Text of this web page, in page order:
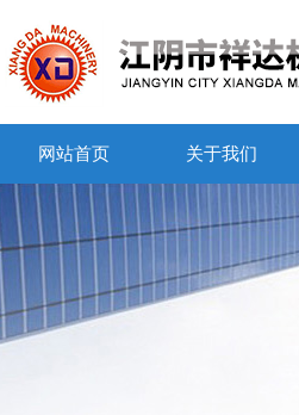
网站首页 关于我们